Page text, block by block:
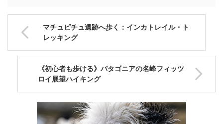
マチュピチュ遺跡へ歩く：インカトレイル・ト
レッキング
《初心者も歩ける》パタゴニアの名峰フィッツ
ロイ展望ハイキング